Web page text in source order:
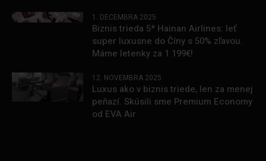
1. DECEMBRA 2025
Biznis trieda 5* Hainan Airlines: leť
super luxusne do Číny s 50% zľavou.
Máme letenky za 1 199€!
12. NOVEMBRA 2025
Luxus ako v biznis triede, len za menej
peňazí. Skúsili sme Premium Economy
od EVA Air